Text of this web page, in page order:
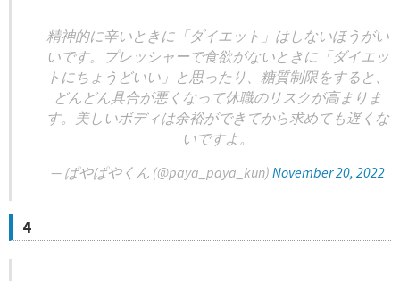
精神的に辛いときに「ダイエット」はしないほうがい
いです。プレッシャーで食欲がないときに「ダイエッ
トにちょうどいい」と思ったり、糖質制限をすると、
どんどん具合が悪くなって休職のリスクが高まりま
す。美しいボディは余裕ができてから求めても遅くな
いですよ。
— ぱやぱやくん (@paya_paya_kun) November 20, 2022
4